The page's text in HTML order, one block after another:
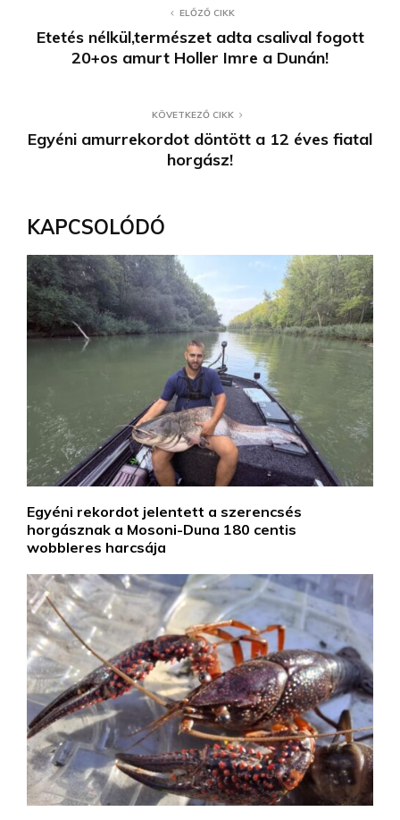
ELŐZŐ CIKK
Etetés nélkül,természet adta csalival fogott
20+os amurt Holler Imre a Dunán!
KÖVETKEZŐ CIKK
Egyéni amurrekordot döntött a 12 éves fiatal
horgász!
KAPCSOLÓDÓ
Egyéni rekordot jelentett a szerencsés
horgásznak a Mosoni-Duna 180 centis
wobbleres harcsája